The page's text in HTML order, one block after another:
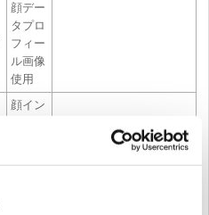
顔デー
タプロ
フィー
ル画像
使用
顔イン
(0:CSN, 1:WIEGAND,